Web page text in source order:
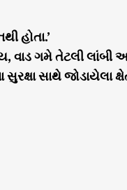
હોતા.’
વાડ ગમે તેટલી
સાથે જોડાયેલા